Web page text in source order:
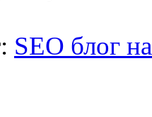
SEO блог